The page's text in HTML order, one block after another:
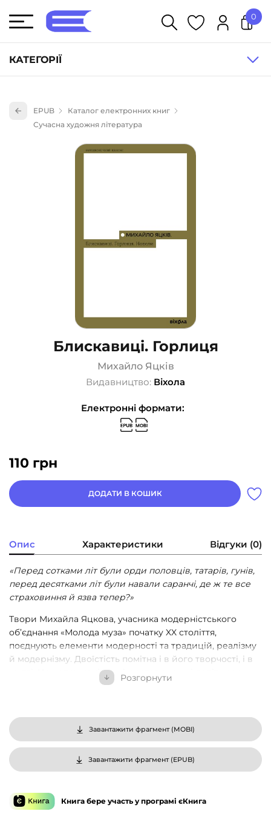
КАТЕГОРІЇ
Книги для дітей (835)
Науково-популярна література (1015)
0
EPUB
Каталог електронних книг
Сучасна художня література
Блискавиці. Горлиця
Михайло Яцків
Видавництво: Віхола
Електронні формати:
110 грн
ДОДАТИ В КОШИК
Опис Характеристики Відгуки (0)
«Перед сотками літ були орди половців, татарів, гунів,
перед десятками літ були навали саранчі, де ж те все
страховиння й язва тепер?»
Твори Михайла Яцкова, учасника модерністського
об’єднання «Молода муза» початку XX століття,
поєднують елементи модерності та традицій, реалізму
й модернізму. Двоїстість помітна і в його творчості, і в
житті. Це напруженість між естетичним і політичним,
між мистецтвом заради мистецтва та буремною
У цьому виданні зібрано твори Яцкова, які
відображають цей тематичний спектр: від повісті
«Горлиця» — одного з небагатьох в українській
літературі текстів, де осмислюється досвід Першої
психологія творчості.
Розгорнути
Завантажити фрагмент (MOBI)
Завантажити фрагмент (EPUB)
Книга бере участь у програмі єКнига